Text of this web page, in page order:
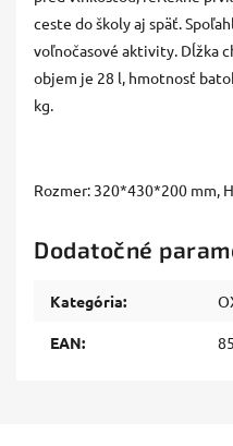
ceste do školy aj späť.
voľnočasové aktivity. Dĺžka
objem je 28 l, hmotnosť
kg.
Rozmer: 320*430*200 mm,
Dodatočné
Kategória:
EAN: